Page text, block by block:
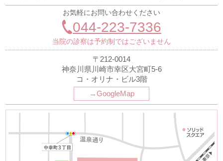
お気軽にお問い合わせください
044-223-7336
当院の診察は予約制ではございません
〒212-0014
神奈川県川崎市幸区大宮町5-6
コ・オリナ・ビル3階
→GoogleMap